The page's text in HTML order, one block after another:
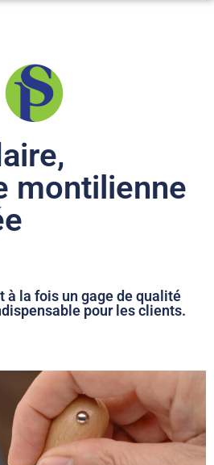
montilienne
à la fois un gage de qualité
pour les clients.